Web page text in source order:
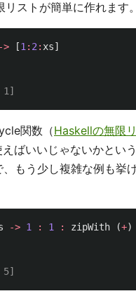
ストが簡単に作れます。
-> [1 : 2 : xs]
関数（Haskellの無限
えばいいじゃないかとい
もう少し複雑な例も挙
-> 1 : 1 : zipWith (+)